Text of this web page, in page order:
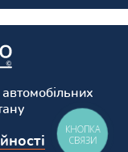
КНОПКА
СВЯЗИ